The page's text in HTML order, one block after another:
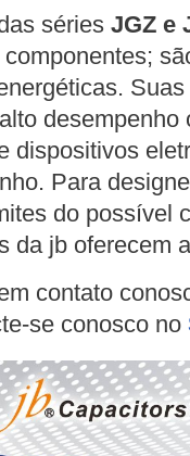
séries JGZ e
dispositivos
Para
do possível
da jb oferecem
contato
se conosco no